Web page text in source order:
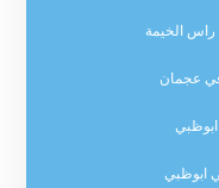
الخيمة
عجمان
ابوظبي